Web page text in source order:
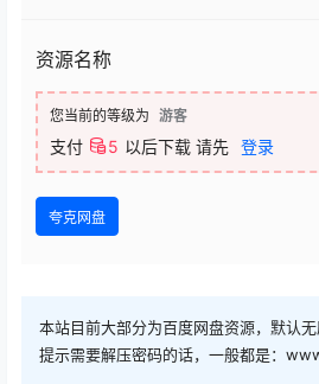
资源名称
您当前的等级为 游客
支付 5 以后下载 请先 登录
夸克网盘
本站目前大部分为百度网盘资源，默认
提示需要解压密码的话，一般都是：